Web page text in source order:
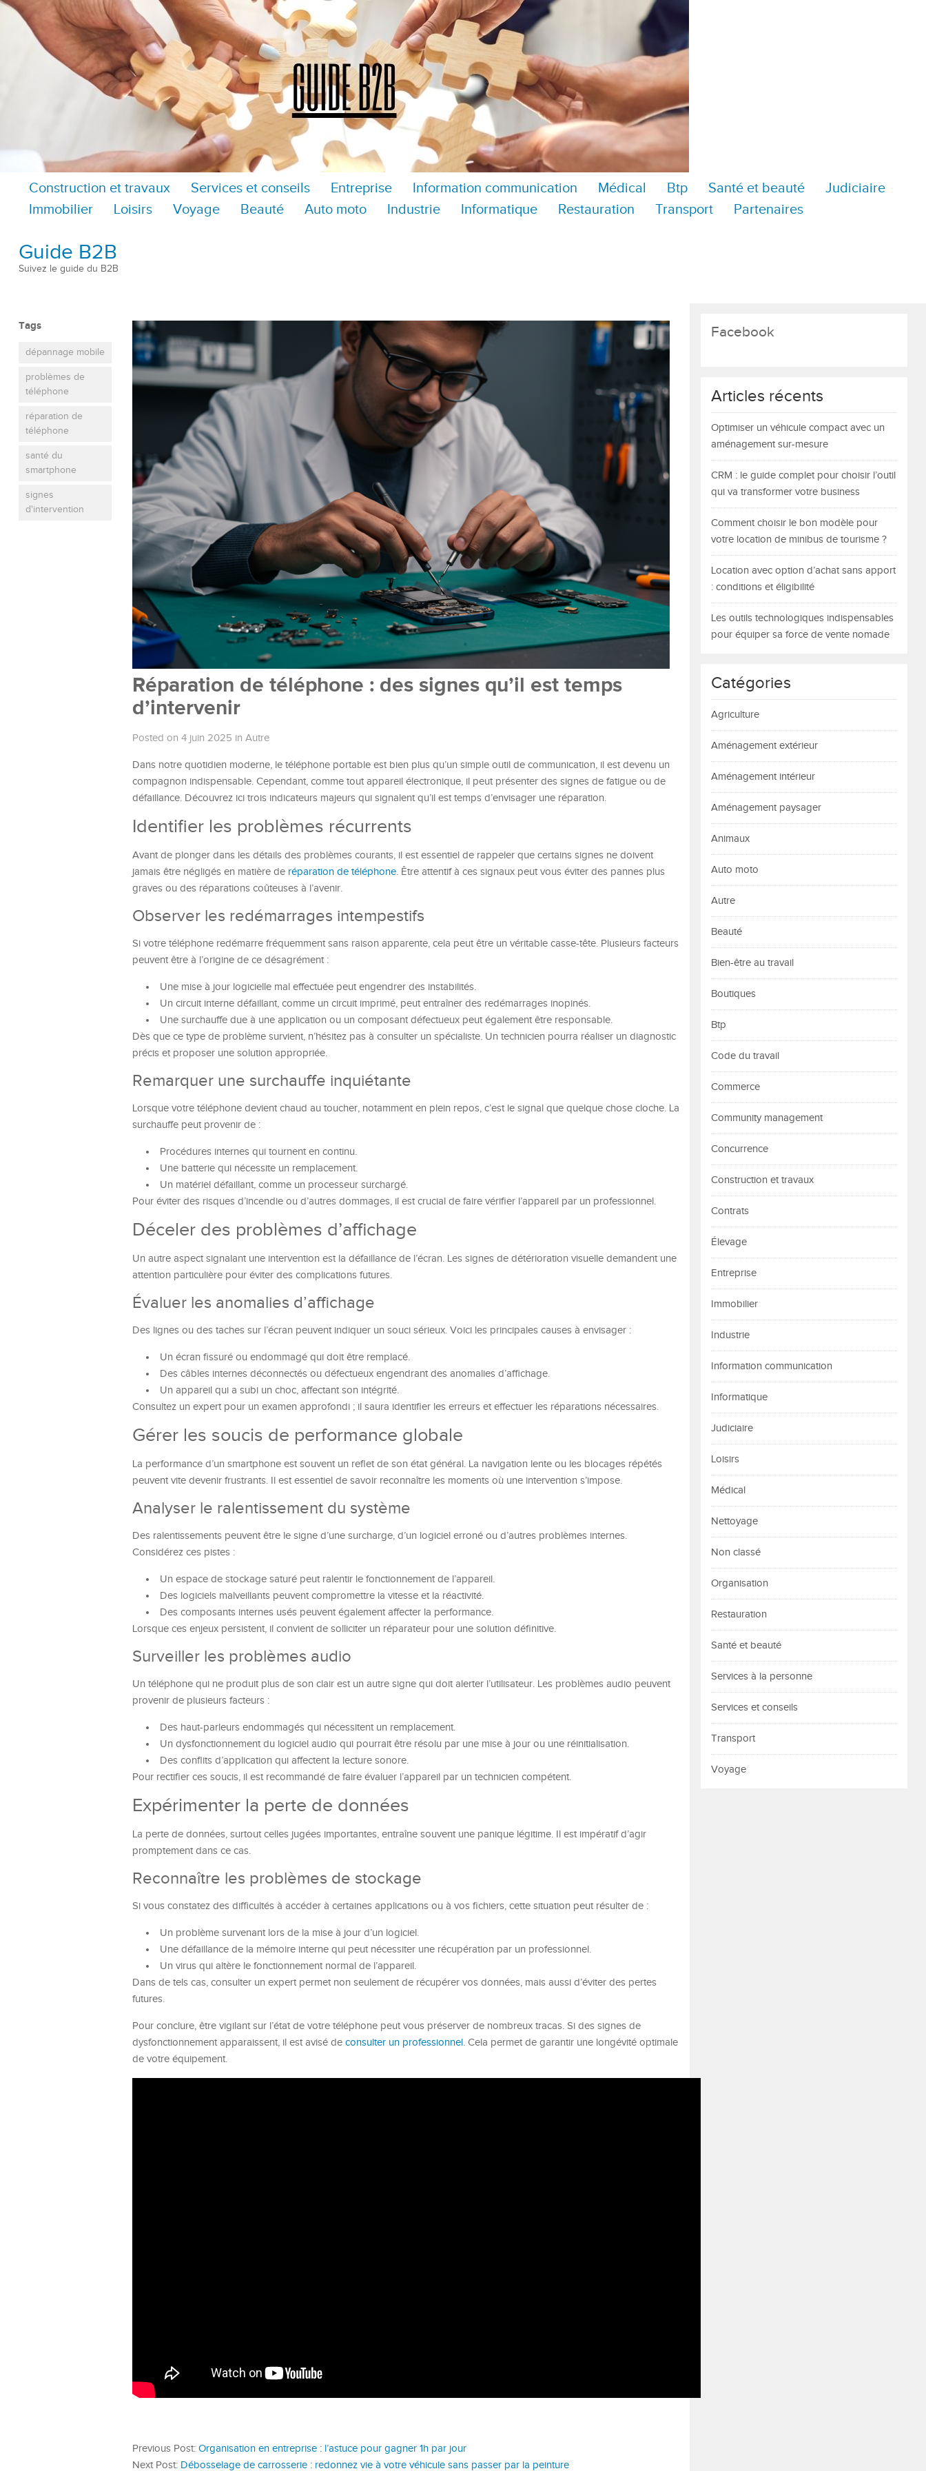
Construction et travaux Services et conseils Entreprise Information communication Médical Btp Santé et beauté
Judiciaire
Immobilier
Loisirs Voyage Beauté Auto moto Industrie Informatique Restauration Transport Partenaires
Guide B2B
Suivez le guide du B2B
Tags
dépannage mobile
problèmes de
téléphone
réparation de
téléphone
santé du
smartphone
signes
d'intervention
Réparation de téléphone : des signes qu’il est temps
d’intervenir
Posted on 4 juin 2025 in Autre
Dans notre quotidien moderne, le téléphone portable est bien plus qu’un simple outil de communication, il est devenu un
compagnon indispensable. Cependant, comme tout appareil électronique, il peut présenter des signes de fatigue ou de
défaillance. Découvrez ici trois indicateurs majeurs qui signalent qu’il est temps d’envisager une réparation.
Identifier les problèmes récurrents
Avant de plonger dans les détails des problèmes courants, il est essentiel de rappeler que certains signes ne doivent
jamais être négligés en matière de réparation de téléphone. Être attentif à ces signaux peut vous éviter des pannes plus
graves ou des réparations coûteuses à l’avenir.
Observer les redémarrages intempestifs
Si votre téléphone redémarre fréquemment sans raison apparente, cela peut être un véritable casse-tête. Plusieurs facteurs
peuvent être à l’origine de ce désagrément :
Une mise à jour logicielle mal effectuée peut engendrer des instabilités.
Un circuit interne défaillant, comme un circuit imprimé, peut entraîner des redémarrages inopinés.
Une surchauffe due à une application ou un composant défectueux peut également être responsable.
Dès que ce type de problème survient, n’hésitez pas à consulter un spécialiste. Un technicien pourra réaliser un diagnostic
précis et proposer une solution appropriée.
Remarquer une surchauffe inquiétante
Lorsque votre téléphone devient chaud au toucher, notamment en plein repos, c’est le signal que quelque chose cloche. La
surchauffe peut provenir de :
Procédures internes qui tournent en continu.
Une batterie qui nécessite un remplacement.
Un matériel défaillant, comme un processeur surchargé.
Pour éviter des risques d’incendie ou d’autres dommages, il est crucial de faire vérifier l’appareil par un professionnel.
Déceler des problèmes d’affichage
Un autre aspect signalant une intervention est la défaillance de l’écran. Les signes de détérioration visuelle demandent une
attention particulière pour éviter des complications futures.
Évaluer les anomalies d’affichage
Des lignes ou des taches sur l’écran peuvent indiquer un souci sérieux. Voici les principales causes à envisager :
Un écran fissuré ou endommagé qui doit être remplacé.
Des câbles internes déconnectés ou défectueux engendrant des anomalies d’affichage.
Un appareil qui a subi un choc, affectant son intégrité.
Consultez un expert pour un examen approfondi ; il saura identifier les erreurs et effectuer les réparations nécessaires.
Gérer les soucis de performance globale
La performance d’un smartphone est souvent un reflet de son état général. La navigation lente ou les blocages répétés
peuvent vite devenir frustrants. Il est essentiel de savoir reconnaître les moments où une intervention s’impose.
Analyser le ralentissement du système
Des ralentissements peuvent être le signe d’une surcharge, d’un logiciel erroné ou d’autres problèmes internes.
Considérez ces pistes :
Un espace de stockage saturé peut ralentir le fonctionnement de l’appareil.
Des logiciels malveillants peuvent compromettre la vitesse et la réactivité.
Des composants internes usés peuvent également affecter la performance.
Lorsque ces enjeux persistent, il convient de solliciter un réparateur pour une solution définitive.
Surveiller les problèmes audio
Un téléphone qui ne produit plus de son clair est un autre signe qui doit alerter l’utilisateur. Les problèmes audio peuvent
provenir de plusieurs facteurs :
Des haut-parleurs endommagés qui nécessitent un remplacement.
Un dysfonctionnement du logiciel audio qui pourrait être résolu par une mise à jour ou une réinitialisation.
Des conflits d’application qui affectent la lecture sonore.
Pour rectifier ces soucis, il est recommandé de faire évaluer l’appareil par un technicien compétent.
Expérimenter la perte de données
La perte de données, surtout celles jugées importantes, entraîne souvent une panique légitime. Il est impératif d’agir
promptement dans ce cas.
Reconnaître les problèmes de stockage
Si vous constatez des difficultés à accéder à certaines applications ou à vos fichiers, cette situation peut résulter de :
Un problème survenant lors de la mise à jour d’un logiciel.
Une défaillance de la mémoire interne qui peut nécessiter une récupération par un professionnel.
Un virus qui altère le fonctionnement normal de l’appareil.
Dans de tels cas, consulter un expert permet non seulement de récupérer vos données, mais aussi d’éviter des pertes
futures.
Pour conclure, être vigilant sur l’état de votre téléphone peut vous préserver de nombreux tracas. Si des signes de
dysfonctionnement apparaissent, il est avisé de consulter un professionnel. Cela permet de garantir une longévité optimale
de votre équipement.
Previous Post: Organisation en entreprise : l’astuce pour gagner 1h par jour
Next Post: Débosselage de carrosserie : redonnez vie à votre véhicule sans passer par la peinture
Facebook
Articles récents
Optimiser un véhicule compact avec un
aménagement sur-mesure
CRM : le guide complet pour choisir l’outil
qui va transformer votre business
Comment choisir le bon modèle pour
votre location de minibus de tourisme ?
Location avec option d’achat sans apport
: conditions et éligibilité
Les outils technologiques indispensables
pour équiper sa force de vente nomade
Catégories
Agriculture
Aménagement extérieur
Aménagement intérieur
Aménagement paysager
Animaux
Auto moto
Autre
Beauté
Bien-être au travail
Boutiques
Btp
Code du travail
Commerce
Community management
Concurrence
Construction et travaux
Contrats
Élevage
Entreprise
Immobilier
Industrie
Information communication
Informatique
Judiciaire
Loisirs
Médical
Nettoyage
Non classé
Organisation
Restauration
Santé et beauté
Services à la personne
Services et conseils
Transport
Voyage